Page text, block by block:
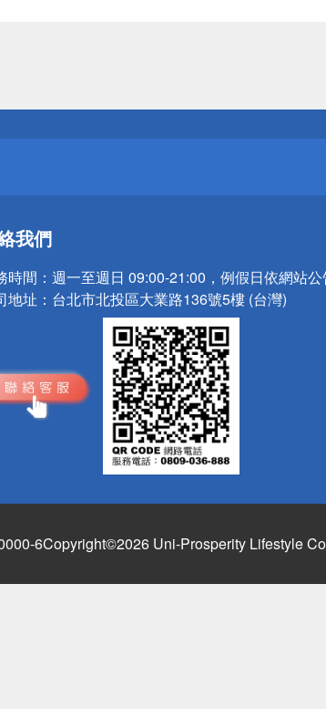
我們
時間： 週一至週日 09:00-21:00，例假日依網站
地址： 台北市北投區大業路136號5樓 (台灣)
6Copyright©2026 Uni-Prosperity Lifestyle